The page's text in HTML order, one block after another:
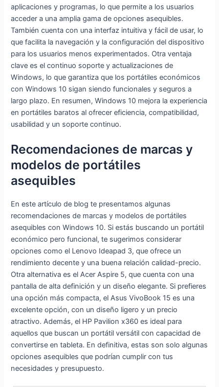
aplicaciones y programas, lo que permite a los usuarios
acceder a una amplia gama de opciones asequibles.
También cuenta con una interfaz intuitiva y fácil de usar, lo
que facilita la navegación y la configuración del dispositivo
para los usuarios menos experimentados. Otra ventaja
clave es el continuo soporte y actualizaciones de
Windows, lo que garantiza que los portátiles económicos
con Windows 10 sigan siendo funcionales y seguros a
largo plazo. En resumen, Windows 10 mejora la experiencia
en portátiles baratos al ofrecer eficiencia, compatibilidad,
usabilidad y un soporte continuo.
Recomendaciones de marcas y
modelos de portátiles
asequibles
En este artículo de blog te presentamos algunas
recomendaciones de marcas y modelos de portátiles
asequibles con Windows 10. Si estás buscando un portátil
económico pero funcional, te sugerimos considerar
opciones como el Lenovo Ideapad 3, que ofrece un
rendimiento decente y una buena relación calidad-precio.
Otra alternativa es el Acer Aspire 5, que cuenta con una
pantalla de alta definición y un diseño elegante. Si prefieres
una opción más compacta, el Asus VivoBook 15 es una
excelente opción, con un diseño ligero y un precio
atractivo. Además, el HP Pavilion x360 es ideal para
aquellos que buscan un portátil versátil con capacidad de
convertirse en tableta. En definitiva, estas son solo algunas
opciones asequibles que podrían cumplir con tus
necesidades y presupuesto.